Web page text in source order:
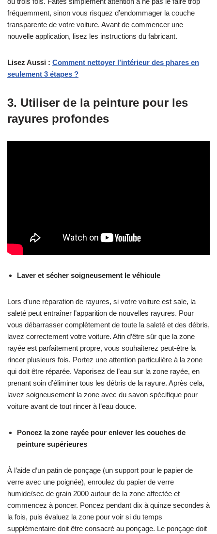
fréquemment, sinon vous risquez d’endommager la couche
transparente de votre voiture. Avant de commencer une
nouvelle application, lisez les instructions du fabricant.
Lisez Aussi : Comment nettoyer l’intérieur des phares en
seulement 3 étapes ?
3. Utiliser de la peinture pour les
rayures profondes
Laver et sécher soigneusement le véhicule
Lors d’une réparation de rayures, si votre voiture est sale, la
saleté peut entraîner l’apparition de nouvelles rayures. Pour
vous débarrasser complètement de toute la saleté et des débris,
lavez correctement votre voiture. Afin d’être sûr que la zone
rayée est parfaitement propre, vous souhaiterez peut-être la
rincer plusieurs fois. Portez une attention particulière à la zone
qui doit être réparée. Vaporisez de l’eau sur la zone rayée, en
prenant soin d’éliminer tous les débris de la rayure. Après cela,
lavez soigneusement la zone avec du savon spécifique pour
voiture avant de tout rincer à l’eau douce.
Poncez la zone rayée pour enlever les couches de
peinture supérieures
À l’aide d’un patin de ponçage (un support pour le papier de
verre avec une poignée), enroulez du papier de verre
humide/sec de grain 2000 autour de la zone affectée et
commencez à poncer. Poncez pendant dix à quinze secondes à
la fois, puis évaluez la zone pour voir si du temps
supplémentaire doit être consacré au ponçage. Le ponçage doit